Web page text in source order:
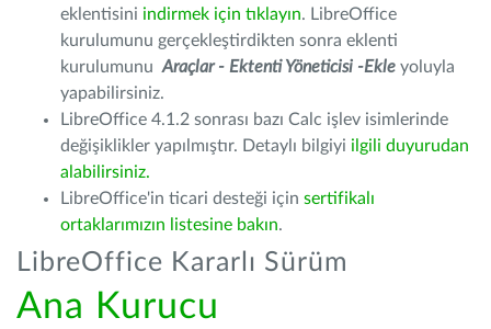
eklentisini indirmek için tıklayın. LibreOffice
kurulumunu gerçekleştirdikten sonra eklenti
kurulumunu Araçlar - Ektenti Yöneticisi -Ekle yoluyla
yapabilirsiniz.
LibreOffice 4.1.2 sonrası bazı Calc işlev isimlerinde
değişiklikler yapılmıştır. Detaylı bilgiyi ilgili duyurudan
alabilirsiniz.
LibreOffice'in ticari desteği için sertifikalı
ortaklarımızın listesine bakın.
LibreOffice Kararlı Sürüm
Ana Kurucu